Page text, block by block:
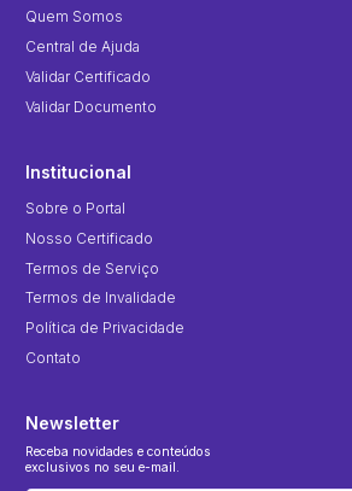
Quem Somos
Central de Ajuda
Validar Certificado
Validar Documento
Institucional
Sobre o Portal
Nosso Certificado
Termos de Serviço
Termos de Invalidade
Política de Privacidade
Contato
Newsletter
Receba novidades e conteúdos
exclusivos no seu e-mail.